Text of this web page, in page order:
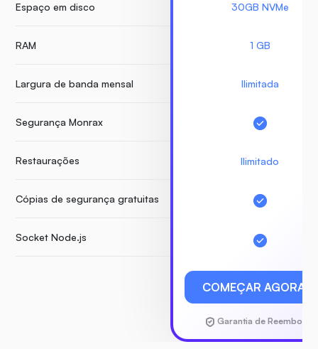
Espaço em disco
RAM
Largura de banda mensal
Segurança Monrax
Restaurações
Cópias de segurança gratuitas
Socket Node.js
30GB NVMe
1 GB
Ilimitada
Ilimitado
COMEÇAR AGORA
Garantia de Reembolso